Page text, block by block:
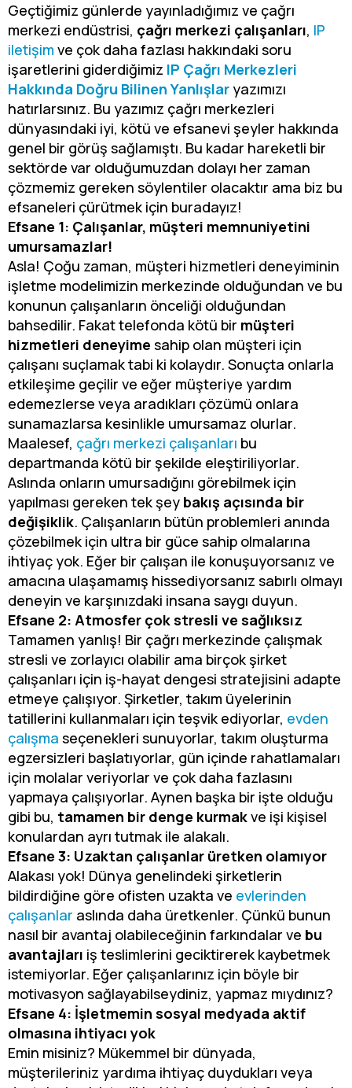
Geçtiğimiz günlerde yayınladığımız ve çağrı
merkezi endüstrisi, çağrı merkezi çalışanları, IP
iletişim ve çok daha fazlası hakkındaki soru
işaretlerini giderdiğimiz IP Çağrı Merkezleri
Hakkında Doğru Bilinen Yanlışlar yazımızı
hatırlarsınız. Bu yazımız çağrı merkezleri
dünyasındaki iyi, kötü ve efsanevi şeyler hakkında
genel bir görüş sağlamıştı. Bu kadar hareketli bir
sektörde var olduğumuzdan dolayı her zaman
çözmemiz gereken söylentiler olacaktır ama biz bu
efsaneleri çürütmek için buradayız!
Efsane 1: Çalışanlar, müşteri memnuniyetini
umursamazlar!
Asla! Çoğu zaman, müşteri hizmetleri deneyiminin
işletme modelimizin merkezinde olduğundan ve bu
konunun çalışanların önceliği olduğundan
bahsedilir. Fakat telefonda kötü bir müşteri
hizmetleri deneyime sahip olan müşteri için
çalışanı suçlamak tabi ki kolaydır. Sonuçta onlarla
etkileşime geçilir ve eğer müşteriye yardım
edemezlerse veya aradıkları çözümü onlara
sunamazlarsa kesinlikle umursamaz olurlar.
Maalesef, çağrı merkezi çalışanları bu
departmanda kötü bir şekilde eleştiriliyorlar.
Aslında onların umursadığını görebilmek için
yapılması gereken tek şey bakış açısında bir
değişiklik. Çalışanların bütün problemleri anında
çözebilmek için ultra bir güce sahip olmalarına
ihtiyaç yok. Eğer bir çalışan ile konuşuyorsanız ve
amacına ulaşamamış hissediyorsanız sabırlı olmayı
deneyin ve karşınızdaki insana saygı duyun.
Efsane 2: Atmosfer çok stresli ve sağlıksız
Tamamen yanlış! Bir çağrı merkezinde çalışmak
stresli ve zorlayıcı olabilir ama birçok şirket
çalışanları için iş-hayat dengesi stratejisini adapte
etmeye çalışıyor. Şirketler, takım üyelerinin
tatillerini kullanmaları için teşvik ediyorlar, evden
çalışma seçenekleri sunuyorlar, takım oluşturma
egzersizleri başlatıyorlar, gün içinde rahatlamaları
için molalar veriyorlar ve çok daha fazlasını
yapmaya çalışıyorlar. Aynen başka bir işte olduğu
gibi bu, tamamen bir denge kurmakve işi kişisel
konulardan ayrı tutmak ile alakalı.
Efsane 3: Uzaktan çalışanlar üretken olamıyor
Alakası yok! Dünya genelindeki şirketlerin
bildirdiğine göre ofisten uzakta ve evlerinden
çalışanlar aslında daha üretkenler. Çünkü bunun
nasıl bir avantaj olabileceğinin farkındalar ve bu
avantajları iş teslimlerini geciktirerek kaybetmek
istemiyorlar. Eğer çalışanlarınız için böyle bir
motivasyon sağlayabilseydiniz, yapmaz mıydınız?
Efsane 4: İşletmemin sosyal medyada aktif
olmasına ihtiyacı yok
Emin misiniz? Mükemmel bir dünyada,
müşterileriniz yardıma ihtiyaç duydukları veya